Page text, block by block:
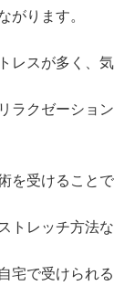
がります。
レスが多く、
ラクゼーショ
を受けること
トレッチ方法
宅で受けられ